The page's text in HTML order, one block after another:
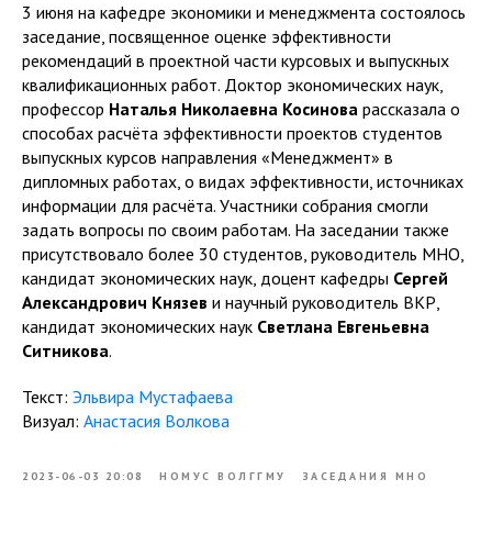
3 июня на кафедре экономики и менеджмента состоялось
заседание, посвященное оценке эффективности
рекомендаций в проектной части курсовых и выпускных
квалификационных работ. Доктор экономических наук,
профессор Наталья Николаевна Косинова рассказала о
способах расчёта эффективности проектов студентов
выпускных курсов направления «Менеджмент» в
дипломных работах, о видах эффективности, источниках
информации для расчёта. Участники собрания смогли
задать вопросы по своим работам. На заседании также
присутствовало более 30 студентов, руководитель МНО,
кандидат экономических наук, доцент кафедры Сергей
Александрович Князев и научный руководитель ВКР,
кандидат экономических наук Светлана Евгеньевна
Ситникова.
Текст: Эльвира Мустафаева
Визуал: Анастасия Волкова
2023-06-03 20:08 НОМУС ВОЛГГМУ ЗАСЕДАНИЯ МНО